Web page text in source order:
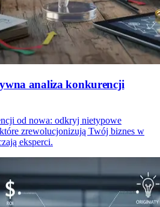
analiza konkurencji
od nowa: odkryj nietypowe
zrewolucjonizują Twój biznes w
eksperci.